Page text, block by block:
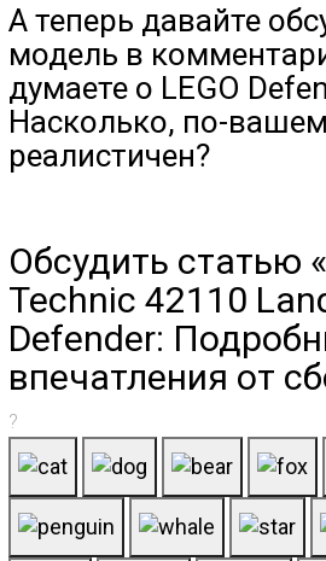
А теперь давайте
модель в
думаете о LEGO
Насколько, по-
реалистичен?
Обсудить статью
Technic 42110
Defender:
впечатления от
?